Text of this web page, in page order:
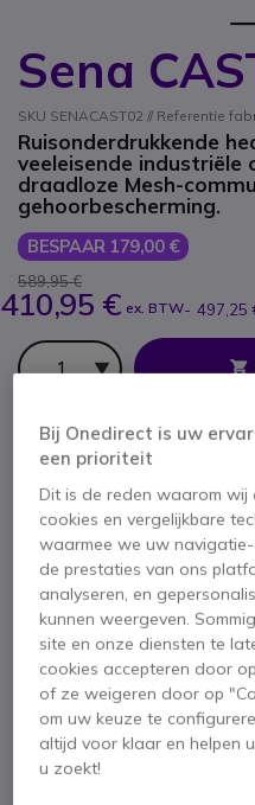
Sena
SKU SENACAST02 // Referentie
Ruisonderdrukkende
veeleisende industriële
draadloze Mesh-
gehoorbescherming.
BESPAAR 179,00 €
589,95 €
410,95 € ex. BTW- 497,25
Aantal
OFFERTE
BEL VOOR
2 jaarFabrieksgarantie
Belangrijkste kenmerken
Mesh 2.0 technologie:
Ga naar het begin van de
Bij Onedirect is uw
een prioriteit
Dit is de reden waarom wij
cookies en vergelijkbare
waarmee we uw
de prestaties van ons
analyseren, en
kunnen weergeven.
site en onze diensten te
cookies accepteren door
of ze weigeren door op
om uw keuze te
altijd voor klaar en helpen
u zoekt!